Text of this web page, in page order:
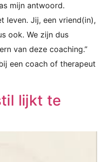
mijn antwoord.
leven. Jij, een vriend(in),
ook. We zijn dus
van deze coaching.”
een coach of therapeut
lijkt te